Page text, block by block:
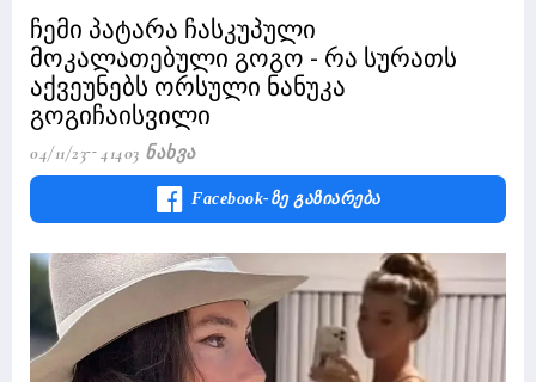
ჩემი პატარა ჩასკუპული
მოკალათებული გოგო - რა სურათს
აქვეუნებს ორსული ნანუკა
გოგიჩაისვილი
04/11/23 41403 Ნახვა
Facebook-Ზე Გაზიარება